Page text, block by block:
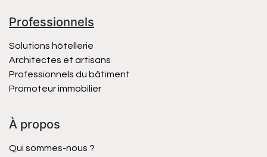
Professionnels
Solutions hôtellerie
Architectes et artisans
Professionnels du bâtiment
Promoteur immobilier
À propos
Qui sommes-nous ?